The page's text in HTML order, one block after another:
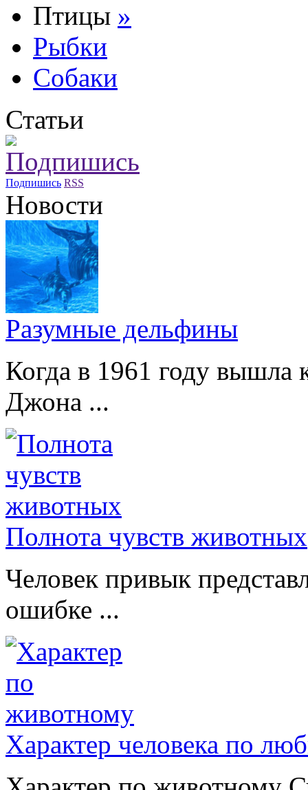
Птицы »
Рыбки
Собаки
Статьи
Подпишись RSS
Новости
Разумные дельфины
Когда в 1961 году вышла
Джона ...
Полнота чувств животных
Человек привык
ошибке ...
Характер человека по